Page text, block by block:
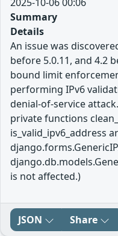
Summary
Details
An issue was
before 5.0.11, and 4.2
bound limit
performing IPv6
denial-of-service
private functions
is_valid_ipv6_address
is not affected.)
JSON Share